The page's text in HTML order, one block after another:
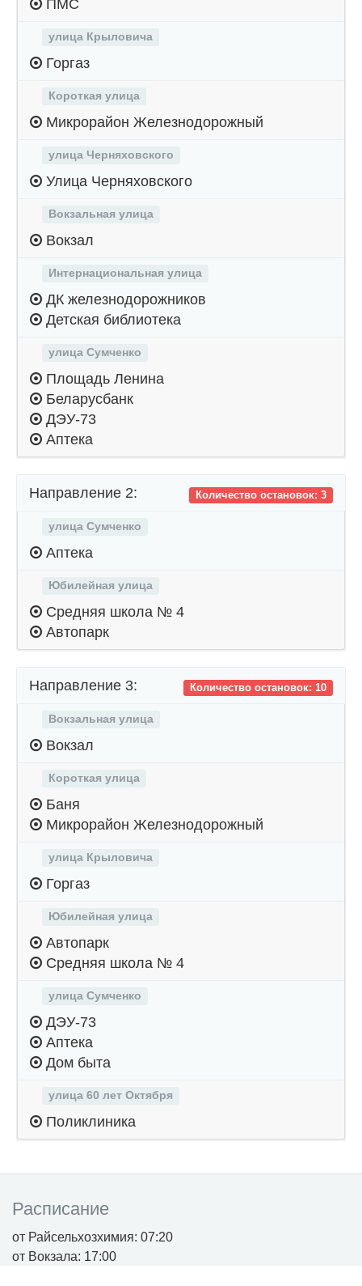
ПМС
улица Крыловича
Горгаз
Короткая улица
Микрорайон Железнодорожный
улица Черняховского
Улица Черняховского
Вокзальная улица
Вокзал
Интернациональная улица
ДК железнодорожников
Детская библиотека
улица Сумченко
Площадь Ленина
Беларусбанк
ДЭУ-73
Аптека
Количество остановок: 3
Направление 2:
улица Сумченко
Аптека
Юбилейная улица
Средняя школа № 4
Автопарк
Количество остановок: 10
Направление 3:
Вокзальная улица
Вокзал
Короткая улица
Баня
Микрорайон Железнодорожный
улица Крыловича
Горгаз
Юбилейная улица
Автопарк
Средняя школа № 4
улица Сумченко
ДЭУ-73
Аптека
Дом быта
улица 60 лет Октября
Поликлиника
Расписание
от Райсельхозхимия: 07:20
от Вокзала: 17:00